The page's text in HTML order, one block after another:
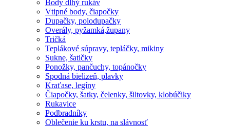
Body dlhý rukáv
Vtipné body, čiapočky
Dupačky, polodupačky
Overály, pyžamká,župany
Tričká
Teplákové súpravy, tepláčky, mikiny
Sukne, šatičky
Ponožky, pančuchy, topánočky
Spodná bielizeň, plavky
Kraťase, legíny
Čiapočky, šatky, čelenky, šiltovky, klobúčiky
Rukavice
Podbradníky
Oblečenie ku krstu, na slávnosť